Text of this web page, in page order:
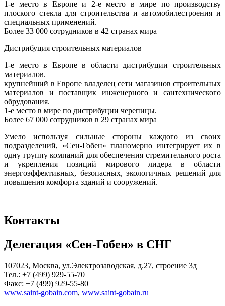
1-е место в Европе и 2-е место в мире по производству
плоского стекла для строительства и автомобилестроения и
специальных применений.
Более 33 000 сотрудников в 42 странах мира
Дистрибуция строительных материалов
1-е место в Европе в области дистрибуции строительных
материалов.
крупнейший в Европе владелец сети магазинов строительных
материалов и поставщик инженерного и сантехнического
обрудования.
1-е место в мире по дистрибуции черепицы.
Более 67 000 сотрудников в 29 странах мира
Умело используя сильные стороны каждого из своих
подразделений, «Сен-Гобен» планомерно интегрирует их в
одну группу компаний для обеспечения стремительного роста
и укрепления позиций мирового лидера в области
энергоэффективных, безопасных, экологичных решений для
повышения комфорта зданий и сооружений.
Контакты
Делегация «Сен-Гобен» в СНГ
107023, Москва, ул.Электрозаводская, д.27, строение 3д
Тел.: +7 (499) 929-55-70
Факс: +7 (499) 929-55-80
www.saint-gobain.com, www.saint-gobain.ru